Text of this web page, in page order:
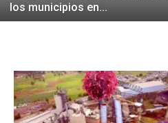
los municipios en...